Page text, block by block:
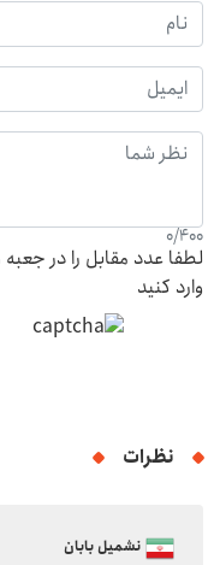
0/400
لطفا عدد مقابل را در
وارد کنید
نظرات
نشمیل بابان